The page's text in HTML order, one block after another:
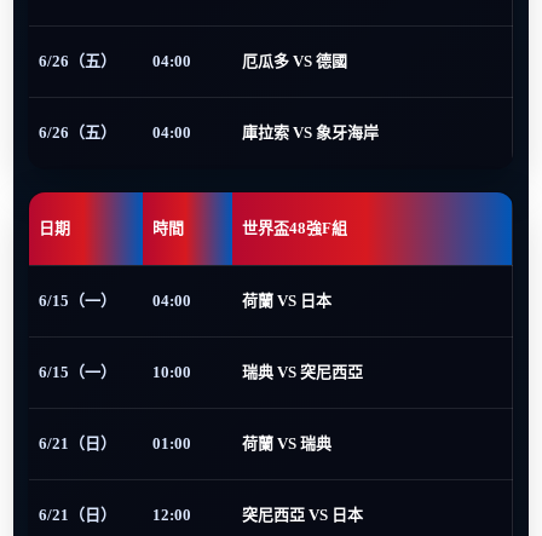
6/26（五） 04:00 厄瓜多 VS 德國
6/26（五） 04:00 庫拉索 VS 象牙海岸
日期 時間 世界盃48強F組
6/15（一） 04:00 荷蘭 VS 日本
6/15（一） 10:00 瑞典 VS 突尼西亞
6/21（日） 01:00 荷蘭 VS 瑞典
6/21（日） 12:00 突尼西亞 VS 日本